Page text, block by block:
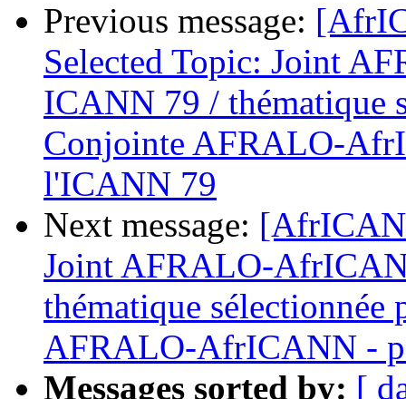
Previous message:
Selected Topic: Joint
ICANN 79 / thématique
Conjointe AFRALO-
l'ICANN 79
Next message:
Joint AFRALO-
thématique
AFRALO-AfrICANN -
Messages sorted by: [